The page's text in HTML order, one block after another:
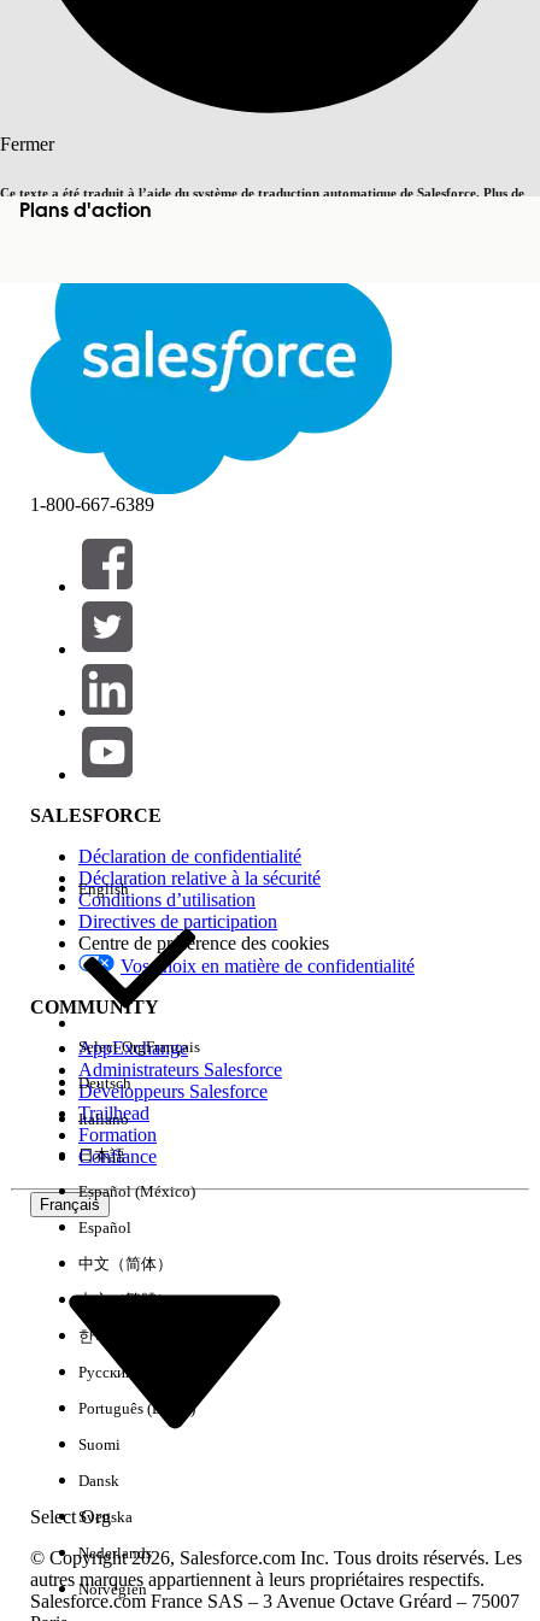
Fermer
Ce texte a été traduit à l’aide du système de traduction automatique de Salesforce. Plus de
détails, consultez <cette page
Fermer
Plans d'action
Rechercher
Filtres (0)
SÉLECTIONNER DES FILTRES
Gamme de produits
Impact des fonctionnalités
Edition
Expérience
Aucun résultat
1-800-667-6389
SALESFORCE
Déclaration de confidentialité
Déclaration relative à la sécurité
Conditions d’utilisation
Directives de participation
Centre de préférence des cookies
Vos choix en matière de confidentialité
COMMUNITY
AppExchange
Administrateurs Salesforce
Développeurs Salesforce
Trailhead
Formation
Confiance
Français
Select Org
English
Select OrgFrançais
Deutsch
Italiano
日本語
Español (México)
Español
中文（简体）
中文（繁體）
한국어
Русский
Português (Brasil)
Suomi
Dansk
Svenska
Nederlands
Norvégien
© Copyright 2026, Salesforce.com Inc. Tous droits réservés. Les
autres marques appartiennent à leurs propriétaires respectifs.
Salesforce.com France SAS – 3 Avenue Octave Gréard – 75007